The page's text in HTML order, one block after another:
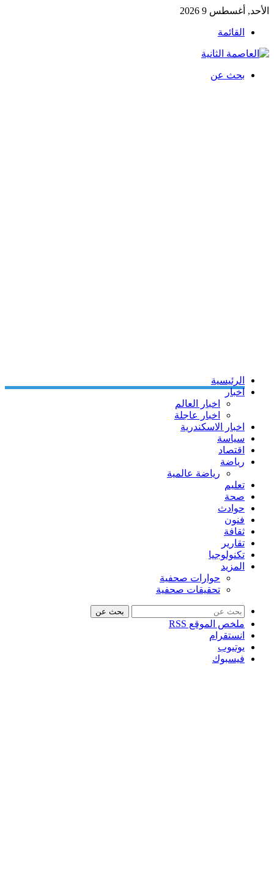
الأحد, أغسطس 9 2026
القائمة
بحث عن
الرئيسية
اخبار
اخبار العالم
اخبار عاجلة
اخبار الاسكندرية
سياسة
اقتصاد
رياضة
رياضة عالمية
تعليم
صحة
حوادث
فنون
ثقافة
تقارير
تكنولوجيا
المزيد
حوارات صحفية
تحقيقات صحفية
بحث عن
ملخص الموقع RSS
انستقرام
يوتيوب
فيسبوك